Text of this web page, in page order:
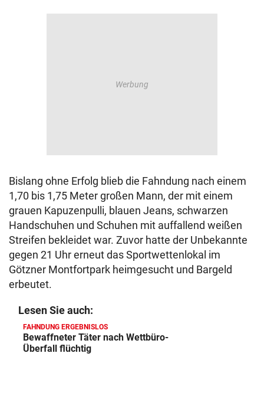
Bislang ohne Erfolg blieb die Fahndung nach einem
1,70 bis 1,75 Meter großen Mann, der mit einem
grauen Kapuzenpulli, blauen Jeans, schwarzen
Handschuhen und Schuhen mit auffallend weißen
Streifen bekleidet war. Zuvor hatte der Unbekannte
gegen 21 Uhr erneut das Sportwettenlokal im
Götzner Montfortpark heimgesucht und Bargeld
erbeutet.
Lesen Sie auch:
FAHNDUNG ERGEBNISLOS
Bewaffneter Täter nach Wettbüro-
Überfall flüchtig